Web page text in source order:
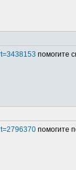
помогите
помогите